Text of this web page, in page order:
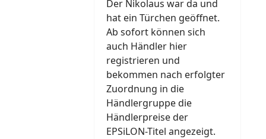
Der Nikolaus war da und
hat ein Türchen geöffnet.
Ab sofort können sich
auch Händler hier
registrieren und
bekommen nach erfolgter
Zuordnung in die
Händlergruppe die
Händlerpreise der
EPSiLON-Titel angezeigt.